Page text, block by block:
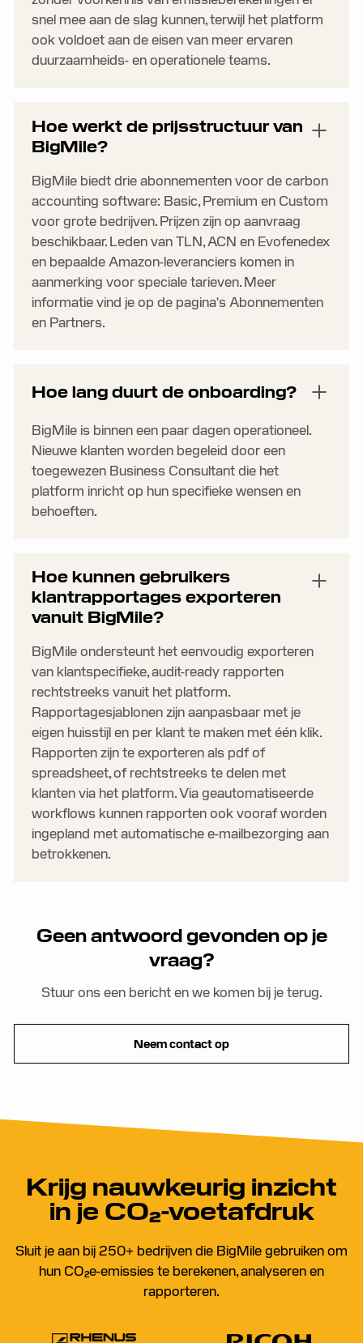
snel mee aan de slag kunnen, terwijl het platform
ook voldoet aan de eisen van meer ervaren
duurzaamheids- en operationele teams.
Hoe werkt de prijsstructuur van
BigMile?
BigMile biedt drie abonnementen voor de carbon
accounting software: Basic, Premium en Custom
voor grote bedrijven. Prijzen zijn op aanvraag
beschikbaar. Leden van TLN, ACN en Evofenedex
en bepaalde Amazon-leveranciers komen in
aanmerking voor speciale tarieven. Meer
informatie vind je op de pagina's Abonnementen
en Partners.
Hoe lang duurt de onboarding?
BigMile is binnen een paar dagen operationeel.
Nieuwe klanten worden begeleid door een
toegewezen Business Consultant die het
platform inricht op hun specifieke wensen en
behoeften.
Hoe kunnen gebruikers
klantrapportages exporteren
vanuit BigMile?
BigMile ondersteunt het eenvoudig exporteren
van klantspecifieke, audit-ready rapporten
rechtstreeks vanuit het platform.
Rapportagesjablonen zijn aanpasbaar met je
eigen huisstijl en per klant te maken met één klik.
Rapporten zijn te exporteren als pdf of
spreadsheet, of rechtstreeks te delen met
klanten via het platform. Via geautomatiseerde
workflows kunnen rapporten ook vooraf worden
ingepland met automatische e-mailbezorging aan
betrokkenen.
Geen antwoord gevonden op je
vraag?
Stuur ons een bericht en we komen bij je terug.
Neem contact op
Krijg nauwkeurig inzicht
in je CO₂-voetafdruk
Sluit je aan bij 250+ bedrijven die BigMile gebruiken om
hun CO₂e-emissies te berekenen, analyseren en
rapporteren.